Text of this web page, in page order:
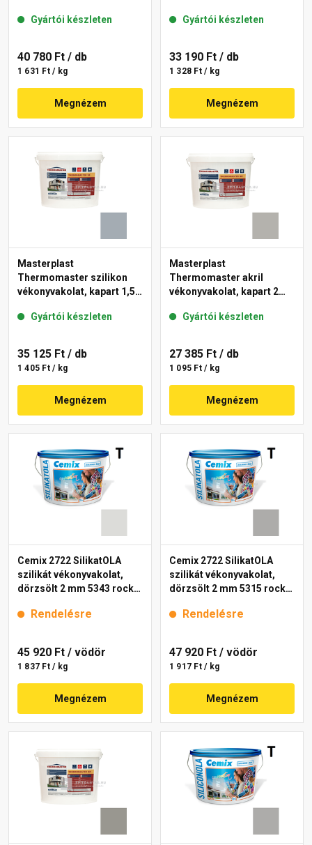
Gyártói készleten
40 780 Ft / db
1 631 Ft / kg
Megnézem
Gyártói készleten
33 190 Ft / db
1 328 Ft / kg
Megnézem
Masterplast
Thermomaster szilikon
vékonyvakolat, kapart 1,5
Gyártói készleten
35 125 Ft / db
1 405 Ft / kg
Megnézem
Masterplast
Thermomaster akril
vékonyvakolat, kapart 2
Gyártói készleten
27 385 Ft / db
1 095 Ft / kg
Megnézem
Cemix 2722 SilikatOLA
szilikát vékonyvakolat,
dörzsölt 2 mm 5343 rock
Rendelésre
45 920 Ft / vödör
1 837 Ft / kg
Megnézem
Cemix 2722 SilikatOLA
szilikát vékonyvakolat,
dörzsölt 2 mm 5315 rock
Rendelésre
47 920 Ft / vödör
1 917 Ft / kg
Megnézem